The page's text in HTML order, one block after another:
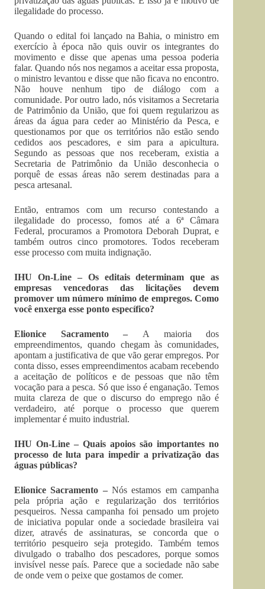
ilegalidade do processo.
Quando o edital foi lançado na Bahia, o ministro em
exercício à época não quis ouvir os integrantes do
movimento e disse que apenas uma pessoa poderia
falar. Quando nós nos negamos a aceitar essa proposta,
o ministro levantou e disse que não ficava no encontro.
Não houve nenhum tipo de diálogo com a
comunidade. Por outro lado, nós visitamos a Secretaria
de Patrimônio da União, que foi quem regularizou as
áreas da água para ceder ao Ministério da Pesca, e
questionamos por que os territórios não estão sendo
cedidos aos pescadores, e sim para a apicultura.
Segundo as pessoas que nos receberam, existia a
Secretaria de Patrimônio da União desconhecia o
porquê de essas áreas não serem destinadas para a
pesca artesanal.
Então, entramos com um recurso contestando a
ilegalidade do processo, fomos até a 6ª Câmara
Federal, procuramos a Promotora Deborah Duprat, e
também outros cinco promotores. Todos receberam
esse processo com muita indignação.
IHU On-Line – Os editais determinam que as
empresas vencedoras das licitações devem
promover um número mínimo de empregos. Como
você enxerga esse ponto específico?
Elionice Sacramento – A maioria dos
empreendimentos, quando chegam às comunidades,
apontam a justificativa de que vão gerar empregos. Por
conta disso, esses empreendimentos acabam recebendo
a aceitação de políticos e de pessoas que não têm
vocação para a pesca. Só que isso é enganação. Temos
muita clareza de que o discurso do emprego não é
verdadeiro, até porque o processo que querem
implementar é muito industrial.
IHU On-Line – Quais apoios são importantes no
processo de luta para impedir a privatização das
águas públicas?
Elionice Sacramento –Nós estamos em campanha
pela própria ação e regularização dos territórios
pesqueiros. Nessa campanha foi pensado um projeto
de iniciativa popular onde a sociedade brasileira vai
dizer, através de assinaturas, se concorda que o
território pesqueiro seja protegido. Também temos
divulgado o trabalho dos pescadores, porque somos
invisível nesse país. Parece que a sociedade não sabe
de onde vem o peixe que gostamos de comer.